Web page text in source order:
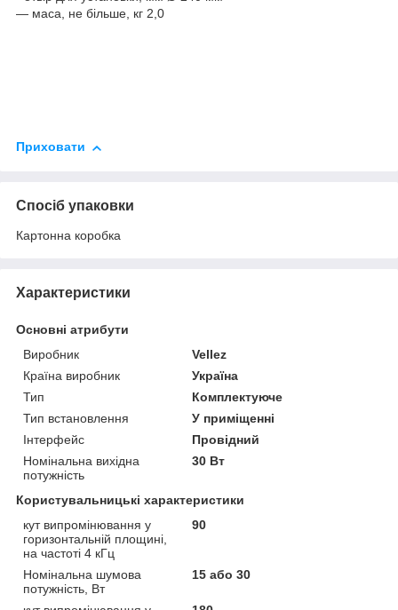
— маса, не більше, кг 2,0
Приховати
Спосіб упаковки
Картонна коробка
Характеристики
Основні атрибути
Виробник
Vellez
Країна виробник
Україна
Тип
Комплектуюче
Тип встановлення
У приміщенні
Інтерфейс
Провідний
Номінальна вихідна
потужність
30 Вт
Користувальницькі характеристики
кут випромінювання у
горизонтальній площині,
на частоті 4 кГц
90
Номінальна шумова
потужність, Вт
15 або 30